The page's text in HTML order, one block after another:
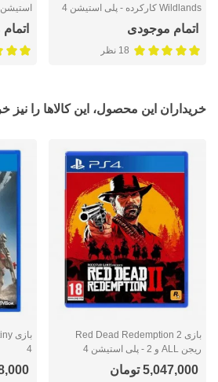
Wildlands کارکرده - پلی استیشن 4
اتمام موجودی
18 نظر
استیشن 4
خریداران این محصول، این کالاها را نیز
بازی Red Dead Redemption 2
ریجن ALL و 2 - پلی استیشن 4
5,047,000 تومان
4